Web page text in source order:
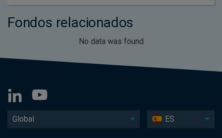
Fondos relacionados
No data was found
Global ES